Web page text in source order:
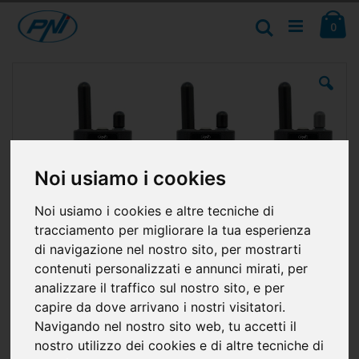
Noi usiamo i cookies
Noi usiamo i cookies e altre tecniche di
tracciamento per migliorare la tua esperienza
di navigazione nel nostro sito, per mostrarti
contenuti personalizzati e annunci mirati, per
analizzare il traffico sul nostro sito, e per
capire da dove arrivano i nostri visitatori.
Navigando nel nostro sito web, tu accetti il
nostro utilizzo dei cookies e di altre tecniche di
Salta
al
contenuto
0
Cerca
di